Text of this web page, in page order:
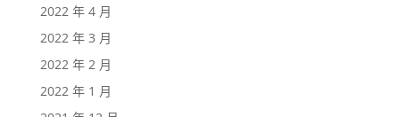
2022 年 4 月
2022 年 3 月
2022 年 2 月
2022 年 1 月